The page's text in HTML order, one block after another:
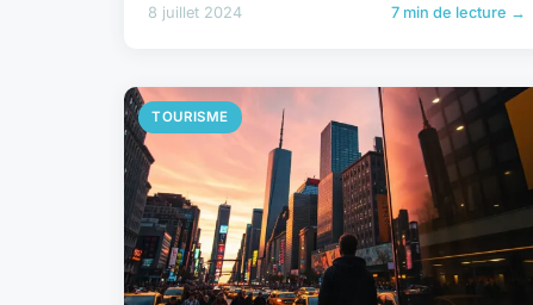
8 juillet 2024 7 min de lecture →
TOURISME